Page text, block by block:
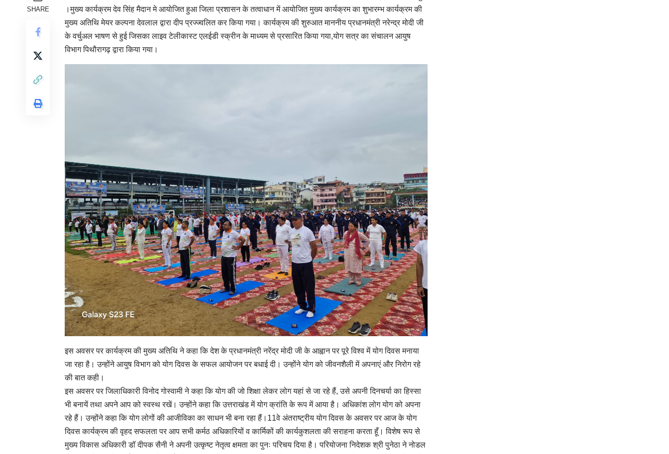
SHARE
।मुख्य कार्यक्रम देव सिंह मैदान मे आयोजित हुआ जिला प्रशासन के तत्वाधान में आयोजित मुख्य कार्यक्रम का शुभारम्भ कार्यक्रम की
मुख्य अतिथि मेयर कल्पना देवलाल द्वारा दीप प्रज्ज्वलित कर किया गया। कार्यक्रम की शुरुआत माननीय प्रधानमंत्री नरेन्द्र मोदी जी
के वर्चुअल भाषण से हुई जिसका लाइव टेलीकास्ट एलईडी स्क्रीन के माध्यम से प्रसारित किया गया,योग सत्र का संचालन आयुष
विभाग पिथौरागढ़ द्वारा किया गया।
इस अवसर पर कार्यक्रम की मुख्य अतिथि ने कहा कि देश के प्रधानमंत्री नरेंद्र मोदी जी के आह्वान पर पूरे विश्व में योग दिवस मनाया
जा रहा है। उन्होंने आयुष विभाग को योग दिवस के सफल आयोजन पर बधाई दी। उन्होंने योग को जीवनशैली में अपनाएं और निरोग रहे
की बात कही।
इस अवसर पर जिलाधिकारी विनोद गोस्वामी ने कहा कि योग की जो शिक्षा लेकर लोग यहां से जा रहे हैं, उसे अपनी दिनचर्या का हिस्सा
भी बनायें तथा अपने आप को स्वस्थ रखें। उन्होंने कहा कि उत्तराखंड में योग क्रांति के रूप में आया है। अधिकांश लोग योग को अपना
रहे हैं। उन्होंने कहा कि योग लोगों की आजीविका का साधन भी बना रहा हैं।11वे अंतराष्ट्रीय योग दिवस के अवसर पर आज के योग
दिवस कार्यक्रम की वृहद सफलता पर आप सभी कर्मठ अधिकारियों व कार्मिकों की कार्यकुशलता की सराहना करता हूँ। विशेष रूप से
मुख्य विकास अधिकारी डॉ दीपक सैनी ने अपनी उत्कृष्ट नेतृत्व क्षमता का पुनः परिचय दिया है। परियोजना निदेशक श्री पुनेठा ने नोडल